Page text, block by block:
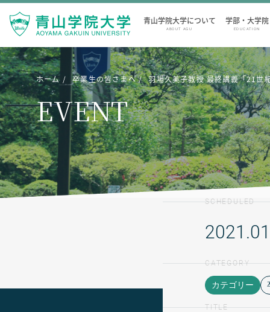
青山学院大学について
ABOUT AGU
学部・大学院
EDUCATION
ホーム 卒業生の皆さまへ 羽場久美子教授 最終講義「21世
EVENT
SCHEDULED
CATEGORY
カテゴリー
TITLE